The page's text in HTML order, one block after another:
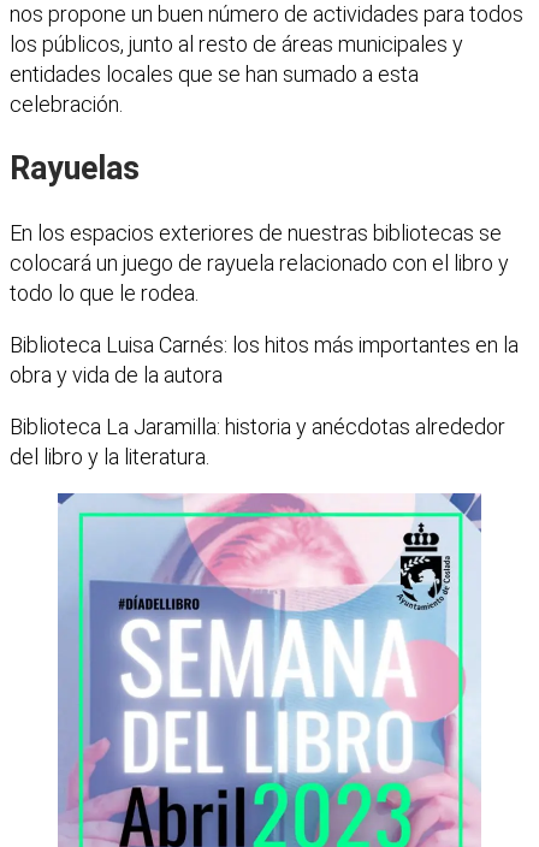
nos propone un buen número de actividades para todos
los públicos, junto al resto de áreas municipales y
entidades locales que se han sumado a esta
celebración.
Rayuelas
En los espacios exteriores de nuestras bibliotecas se
colocará un juego de rayuela relacionado con el libro y
todo lo que le rodea.
Biblioteca Luisa Carnés: los hitos más importantes en la
obra y vida de la autora
Biblioteca La Jaramilla: historia y anécdotas alrededor
del libro y la literatura.